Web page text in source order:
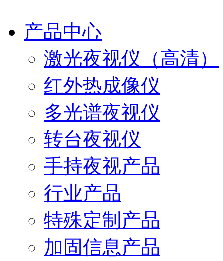
产品中心
激光夜视仪（高清）
红外热成像仪
多光谱夜视仪
转台夜视仪
手持夜视产品
行业产品
特殊定制产品
加固信息产品